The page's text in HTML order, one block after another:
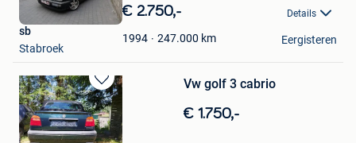
in
Favorieten
€ 2.750,- Details
1994 247.000 km
sb
Stabroek
Eergisteren
Bewaren
in
Mijn
Favorieten
Vw golf 3 cabrio
€ 1.750,-